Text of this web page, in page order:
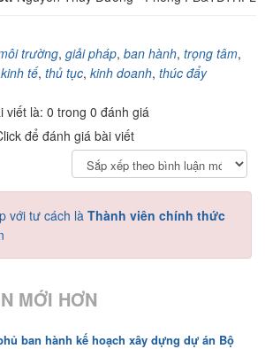
trường, giải pháp, ban hành, trọng tâm,
kinh tế, thủ tục, kinh doanh, thúc đẩy
viết là: 0 trong 0 đánh giá
để đánh giá bài viết
với tư cách làThành viên chính thức
MỚI HƠN
ban hành kế hoạch xây dựng dự án Bộ